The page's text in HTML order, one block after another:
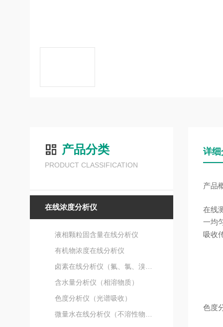
产品分类
PRODUCT CLASSIFICATION
在线浓度分析仪
液相颗粒固含量在线分析仪
有机物浓度在线分析仪
含水量分析仪（相溶物质）
色度分析仪（光谱吸收）
详细
产品
在线
一均
吸收
色度